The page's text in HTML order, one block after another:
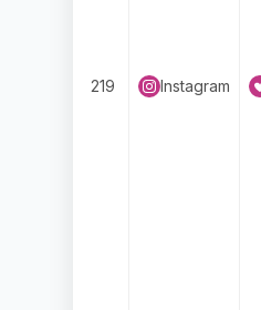
219 Instagram